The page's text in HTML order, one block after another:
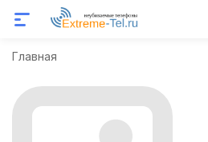
Главная